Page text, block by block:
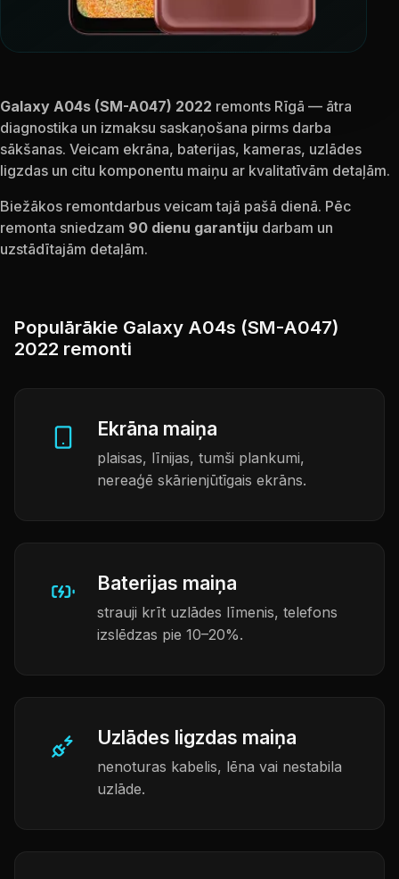
Galaxy A04s (SM-A047) 2022 remonts Rīgā — ātra
diagnostika un izmaksu saskaņošana pirms darba
sākšanas. Veicam ekrāna, baterijas, kameras, uzlādes
ligzdas un citu komponentu maiņu ar kvalitatīvām detaļām.
Biežākos remontdarbus veicam tajā pašā dienā. Pēc
remonta sniedzam 90 dienu garantiju darbam un
uzstādītajām detaļām.
Populārākie Galaxy A04s (SM-A047)
2022 remonti
Ekrāna maiņa
plaisas, līnijas, tumši plankumi,
nereaģē skārienjūtīgais ekrāns.
Baterijas maiņa
strauji krīt uzlādes līmenis, telefons
izslēdzas pie 10–20%.
Uzlādes ligzdas maiņa
nenoturas kabelis, lēna vai nestabila
uzlāde.